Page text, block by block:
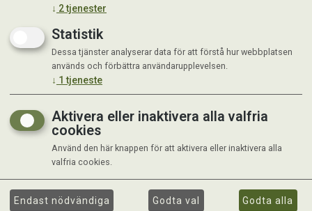
↓ 2tjenester
Statistik
Dessa tjänster analyserar data för att förstå hur webbplatsen
används och förbättra användarupplevelsen.
↓ 1 tjeneste
Aktivera eller inaktivera alla valfria
cookies
Använd den här knappen för att aktivera eller inaktivera alla
valfria cookies.
Endast nödvändiga Godta val Godta alla